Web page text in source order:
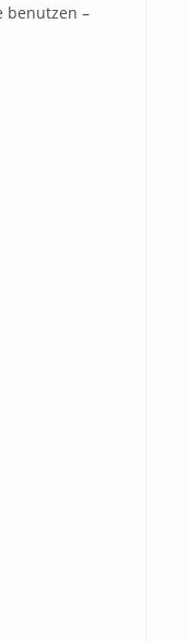
benutzen –